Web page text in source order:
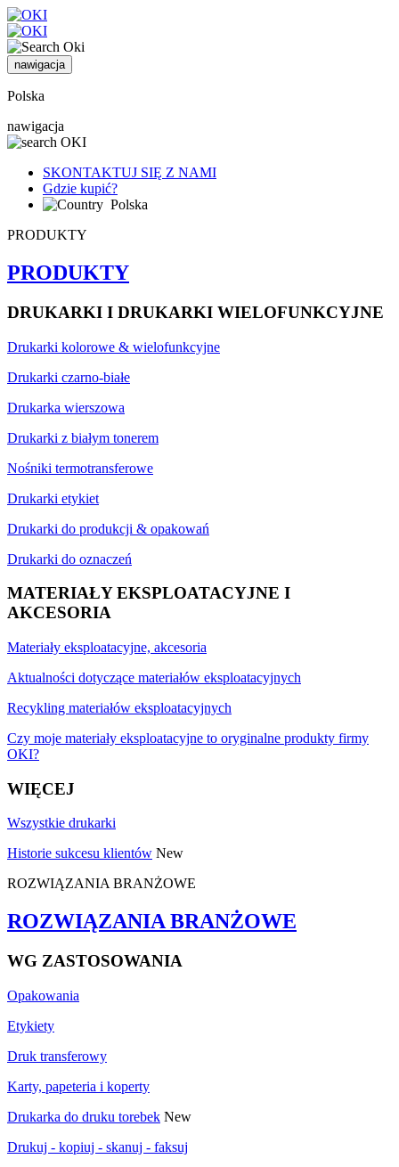
nawigacja
Polska
nawigacja
SKONTAKTUJ SIĘ Z NAMI
Gdzie kupić?
Polska
PRODUKTY
PRODUKTY
DRUKARKI I DRUKARKI WIELOFUNKCYJNE
Drukarki kolorowe & wielofunkcyjne
Drukarki czarno-białe
Drukarka wierszowa
Drukarki z białym tonerem
Nośniki termotransferowe
Drukarki etykiet
Drukarki do produkcji & opakowań
Drukarki do oznaczeń
MATERIAŁY EKSPLOATACYJNE I
AKCESORIA
Materiały eksploatacyjne, akcesoria
Aktualności dotyczące materiałów eksploatacyjnych
Recykling materiałów eksploatacyjnych
Czy moje materiały eksploatacyjne to oryginalne produkty firmy
OKI?
WIĘCEJ
Wszystkie drukarki
Historie sukcesu klientów New
ROZWIĄZANIA BRANŻOWE
ROZWIĄZANIA BRANŻOWE
WG ZASTOSOWANIA
Opakowania
Etykiety
Druk transferowy
Karty, papeteria i koperty
Drukarka do druku torebek New
Drukuj - kopiuj - skanuj - faksuj